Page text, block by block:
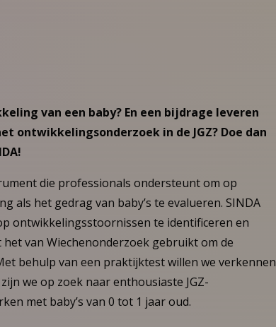
van een baby? En een bijdrage leveren
ontwikkelingsonderzoek in de JGZ? Doe dan
die professionals ondersteunt om op
als het gedrag van baby’s te evalueren. SINDA
ontwikkelingsstoornissen te identificeren en
van Wiechenonderzoek gebruikt om de
behulp van een praktijktest willen we verkennen
we op zoek naar enthousiaste JGZ-
met baby’s van 0 tot 1 jaar oud.